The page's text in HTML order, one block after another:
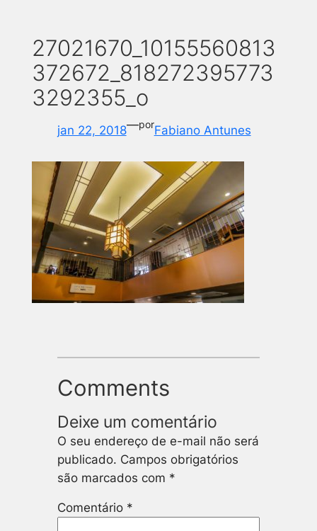
27021670_10155560813
372672_818272395773
3292355_o
jan 22, 2018—porFabiano Antunes
Comments
Deixe um comentário
O seu endereço de e-mail não será
publicado. Campos obrigatórios
são marcados com *
Comentário *